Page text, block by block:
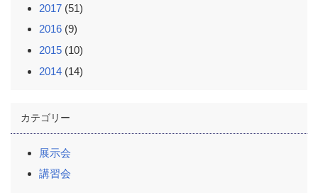
2017 (51)
2016 (9)
2015 (10)
2014 (14)
カテゴリー
展示会
講習会